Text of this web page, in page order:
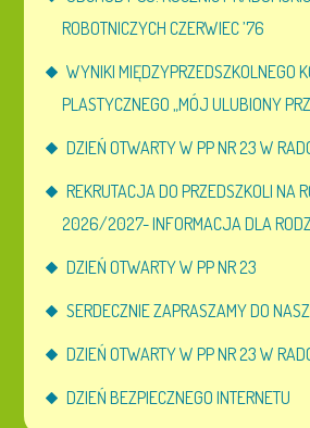
ROBOTNICZYCH CZERWIEC ’76
WYNIKI MIĘDZYPRZEDSZKOLNEGO
PLASTYCZNEGO „MÓJ ULUBIONY
DZIEŃ OTWARTY W PP NR 23 W
REKRUTACJA DO PRZEDSZKOLI NA
2026/2027- INFORMACJA DLA
DZIEŃ OTWARTY W PP NR 23
SERDECZNIE ZAPRASZAMY DO
DZIEŃ OTWARTY W PP NR 23 W
DZIEŃ BEZPIECZNEGO INTERNETU